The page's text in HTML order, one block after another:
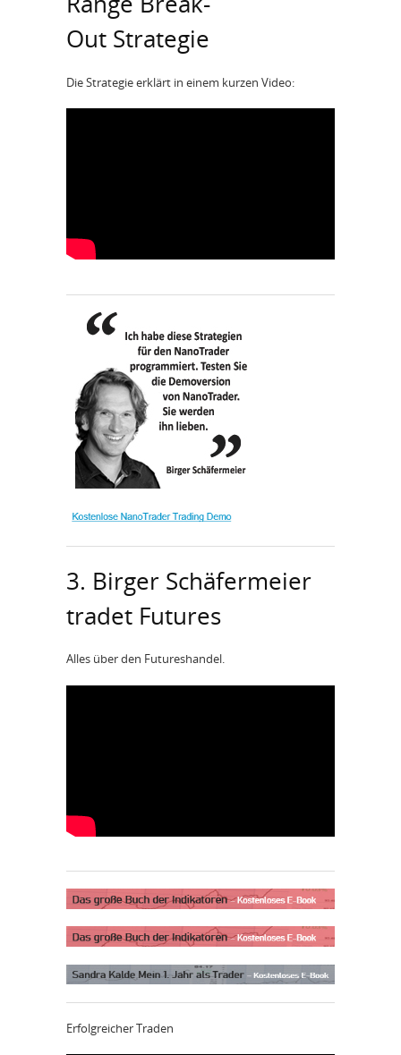
Out Strategie
Die Strategie erklärt in einem kurzen Video:
3. Birger Schäfermeier
tradet Futures
Alles über den Futureshandel.
Erfolgreicher Traden